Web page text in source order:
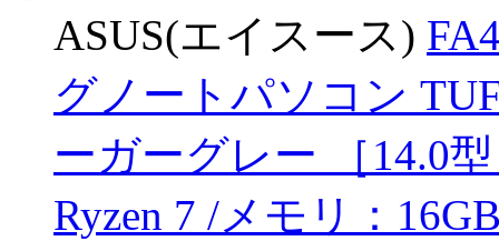
ASUS(エイスース)
グノートパソコン
ーガーグレー ［14.0
Ryzen 7 /メモリ：